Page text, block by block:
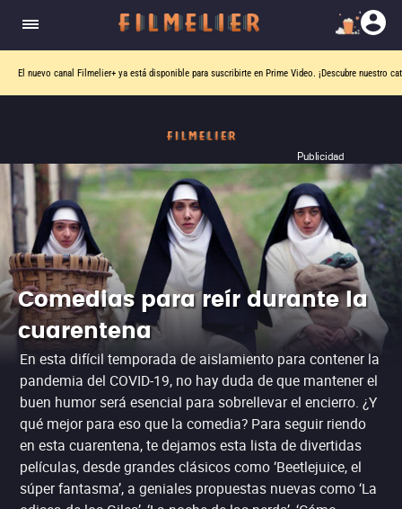
Una película por día. Una sola pista. Seis intentos para adivinar.
¿Puedes descubrir la película de hoy?
Publicidad
Comedias para reír durante la
cuarentena
En esta difícil temporada de aislamiento para contener la
pandemia del COVID-19, no hay duda de que mantener el
buen humor será esencial para sobrellevar el encierro. ¿Y
qué mejor para eso que la comedia? Para seguir riendo
en esta cuarentena, te dejamos esta lista de divertidas
películas, desde grandes clásicos como ‘Beetlejuice, el
súper fantasma’, a geniales propuestas nuevas como ‘La